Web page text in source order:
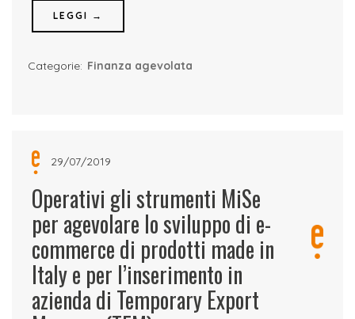
LEGGI →
Categorie: Finanza agevolata
29/07/2019
Operativi gli strumenti MiSe
per agevolare lo sviluppo di e-
commerce di prodotti made in
Italy e per l’inserimento in
azienda di Temporary Export